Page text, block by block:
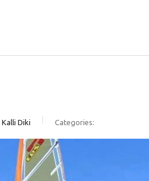
Kalli Diki Categories: